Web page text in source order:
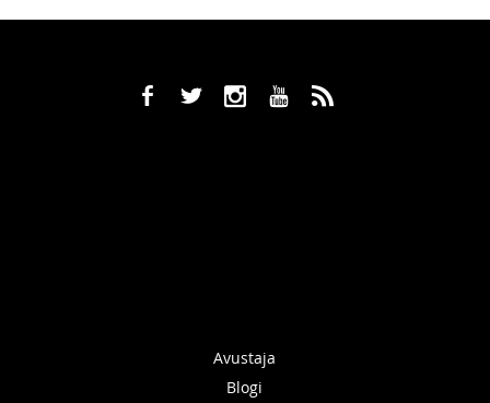
b a x r ,
Avustaja
Blogi